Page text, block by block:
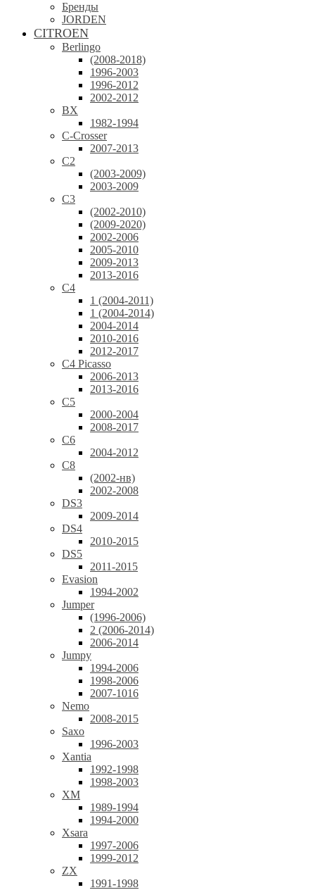
Бренды
JORDEN
CITROEN
Berlingo
(2008-2018)
1996-2003
1996-2012
2002-2012
BX
1982-1994
C-Crosser
2007-2013
C2
(2003-2009)
2003-2009
C3
(2002-2010)
(2009-2020)
2002-2006
2005-2010
2009-2013
2013-2016
C4
1 (2004-2011)
1 (2004-2014)
2004-2014
2010-2016
2012-2017
C4 Picasso
2006-2013
2013-2016
C5
2000-2004
2008-2017
C6
2004-2012
C8
(2002-нв)
2002-2008
DS3
2009-2014
DS4
2010-2015
DS5
2011-2015
Evasion
1994-2002
Jumper
(1996-2006)
2 (2006-2014)
2006-2014
Jumpy
1994-2006
1998-2006
2007-1016
Nemo
2008-2015
Saxo
1996-2003
Xantia
1992-1998
1998-2003
XM
1989-1994
1994-2000
Xsara
1997-2006
1999-2012
ZX
1991-1998